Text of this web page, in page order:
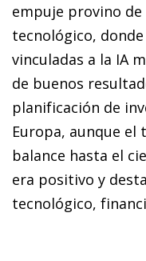
empuje provino
tecnológico,
vinculadas a la IA
de buenos
planificación de
Europa, aunque el
balance hasta el
era positivo y
tecnológico,